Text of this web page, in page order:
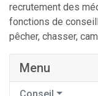
recrutement des
fonctions de
pêcher, chasser,
Menu